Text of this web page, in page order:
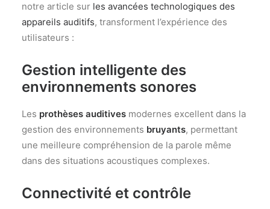
notre article sur les avancées technologiques des
appareils auditifs, transforment l’expérience des
utilisateurs :
Gestion intelligente des
environnements sonores
Les prothèses auditives modernes excellent dans la
gestion des environnements bruyants, permettant
une meilleure compréhension de la parole même
dans des situations acoustiques complexes.
Connectivité et contrôle